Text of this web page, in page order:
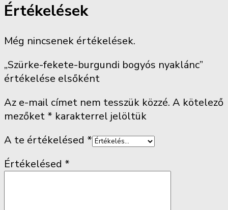
Értékelések
Még nincsenek értékelések.
„Szürke-fekete-burgundi bogyós nyaklánc”
értékelése elsőként
Az e-mail címet nem tesszük közzé. A kötelező
mezőket * karakterrel jelöltük
A te értékelésed *
Értékelésed *